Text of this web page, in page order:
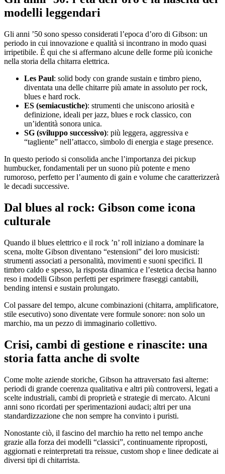
modelli leggendari
Gli anni ’50 sono spesso considerati l’epoca d’oro di Gibson: un
periodo in cui innovazione e qualità si incontrano in modo quasi
irripetibile. È qui che si affermano alcune delle forme più iconiche
nella storia della chitarra elettrica.
Les Paul: solid body con grande sustain e timbro pieno,
diventata una delle chitarre più amate in assoluto per rock,
blues e hard rock.
ES (semiacustiche): strumenti che uniscono ariosità e
definizione, ideali per jazz, blues e rock classico, con
un’identità sonora unica.
SG (sviluppo successivo): più leggera, aggressiva e
“tagliente” nell’attacco, simbolo di energia e stage presence.
In questo periodo si consolida anche l’importanza dei pickup
humbucker, fondamentali per un suono più potente e meno
rumoroso, perfetto per l’aumento di gain e volume che caratterizzerà
le decadi successive.
Dal blues al rock: Gibson come icona
culturale
Quando il blues elettrico e il rock ’n’ roll iniziano a dominare la
scena, molte Gibson diventano “estensioni” dei loro musicisti:
strumenti associati a personalità, movimenti e suoni specifici. Il
timbro caldo e spesso, la risposta dinamica e l’estetica decisa hanno
reso i modelli Gibson perfetti per esprimere fraseggi cantabili,
bending intensi e sustain prolungato.
Col passare del tempo, alcune combinazioni (chitarra, amplificatore,
stile esecutivo) sono diventate vere formule sonore: non solo un
marchio, ma un pezzo di immaginario collettivo.
Crisi, cambi di gestione e rinascite: una
storia fatta anche di svolte
Come molte aziende storiche, Gibson ha attraversato fasi alterne:
periodi di grande coerenza qualitativa e altri più controversi, legati a
scelte industriali, cambi di proprietà e strategie di mercato. Alcuni
anni sono ricordati per sperimentazioni audaci; altri per una
standardizzazione che non sempre ha convinto i puristi.
Nonostante ciò, il fascino del marchio ha retto nel tempo anche
grazie alla forza dei modelli “classici”, continuamente riproposti,
aggiornati e reinterpretati tra reissue, custom shop e linee dedicate ai
diversi tipi di chitarrista.